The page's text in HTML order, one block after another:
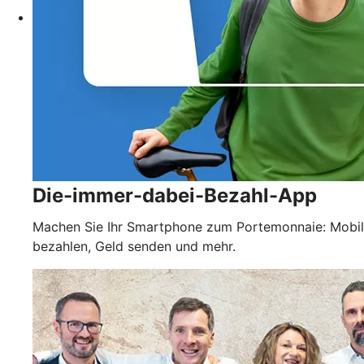
Die-immer-dabei-Bezahl-App
Machen Sie Ihr Smartphone zum Portemonnaie: Mobil
bezahlen, Geld senden und mehr.